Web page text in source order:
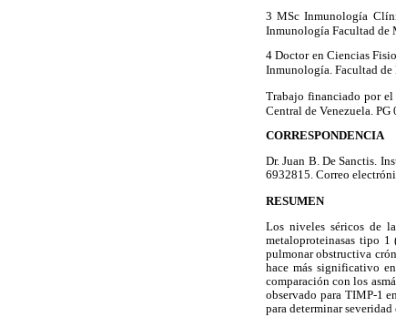
3 MSc Inmunología
Inmunología Facultad de
4 Doctor en Ciencias
Inmunología. Facultad
Trabajo financiado por
Central de Venezuela.
CORRESPONDENCIA
Dr. Juan B. De Sanctis.
6932815. Correo
RESUMEN
Los niveles séricos de
metaloproteinasas tipo 1
pulmonar obstructiva
hace más significativo
comparación con los
observado para TIMP-1
para determinar severidad